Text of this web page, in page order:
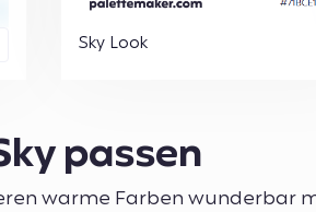
Sky Look
passen
warme Farben wunderbar